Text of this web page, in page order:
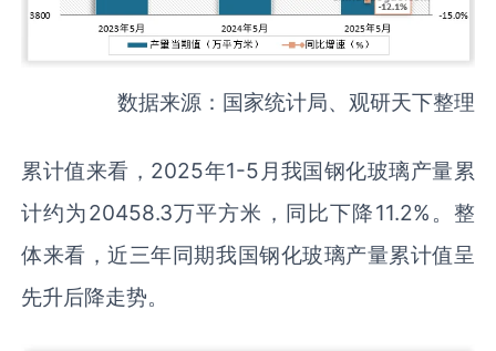
数据来源：国家统计局、观研天下整理
累计值来看，2025年1-5月我国钢化玻璃产量累
计约为20458.3万平方米，同比下降11.2%。整
体来看，近三年同期我国钢化玻璃产量累计值呈
先升后降走势。